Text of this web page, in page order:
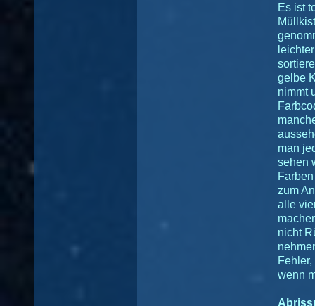
Es ist
gelbe
nimmt
man
sehen
zum
alle
nicht
wenn